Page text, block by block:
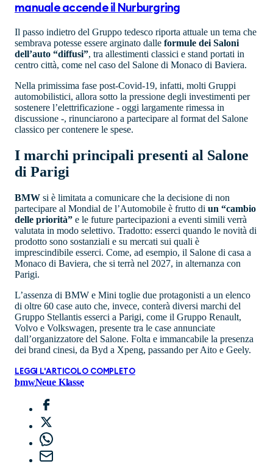
manuale accende il Nurburgring
Il passo indietro del Gruppo tedesco riporta attuale un tema che
sembrava potesse essere arginato dalle formule dei Saloni
dell’auto “diffusi”, tra allestimenti classici e stand portati in
centro città, come nel caso del Salone di Monaco di Baviera.
Nella primissima fase post-Covid-19, infatti, molti Gruppi
automobilistici, allora sotto la pressione degli investimenti per
sostenere l’elettrificazione - oggi largamente rimessa in
discussione -, rinunciarono a partecipare al format del Salone
classico per contenere le spese.
I marchi principali presenti al Salone
di Parigi
BMW si è limitata a comunicare che la decisione di non
partecipare al Mondial de l’Automobile è frutto di un “cambio
delle priorità” e le future partecipazioni a eventi simili verrà
valutata in modo selettivo. Tradotto: esserci quando le novità di
prodotto sono sostanziali e su mercati sui quali è
imprescindibile esserci. Come, ad esempio, il Salone di casa a
Monaco di Baviera, che si terrà nel 2027, in alternanza con
Parigi.
L’assenza di BMW e Mini toglie due protagonisti a un elenco
di oltre 60 case auto che, invece, conterà diversi marchi del
Gruppo Stellantis esserci a Parigi, come il Gruppo Renault,
Volvo e Volkswagen, presente tra le case annunciate
dall’organizzatore del Salone. Folta e immancabile la presenza
dei brand cinesi, da Byd a Xpeng, passando per Aito e Geely.
LEGGI L'ARTICOLO COMPLETO
bmwNeue Klasse